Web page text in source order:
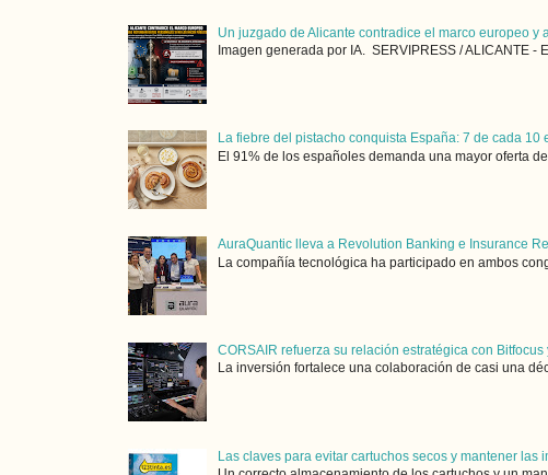
Un juzgado de Alicante contradice el marco europeo
Imagen generada por IA. SERVIPRESS / ALICANTE -
La fiebre del pistacho conquista España: 7 de cada
El 91% de los españoles demanda una mayor oferta
AuraQuantic lleva a Revolution Banking e Insurance
La compañía tecnológica ha participado en ambos
CORSAIR refuerza su relación estratégica con
La inversión fortalece una colaboración de casi una
Las claves para evitar cartuchos secos y mantener las